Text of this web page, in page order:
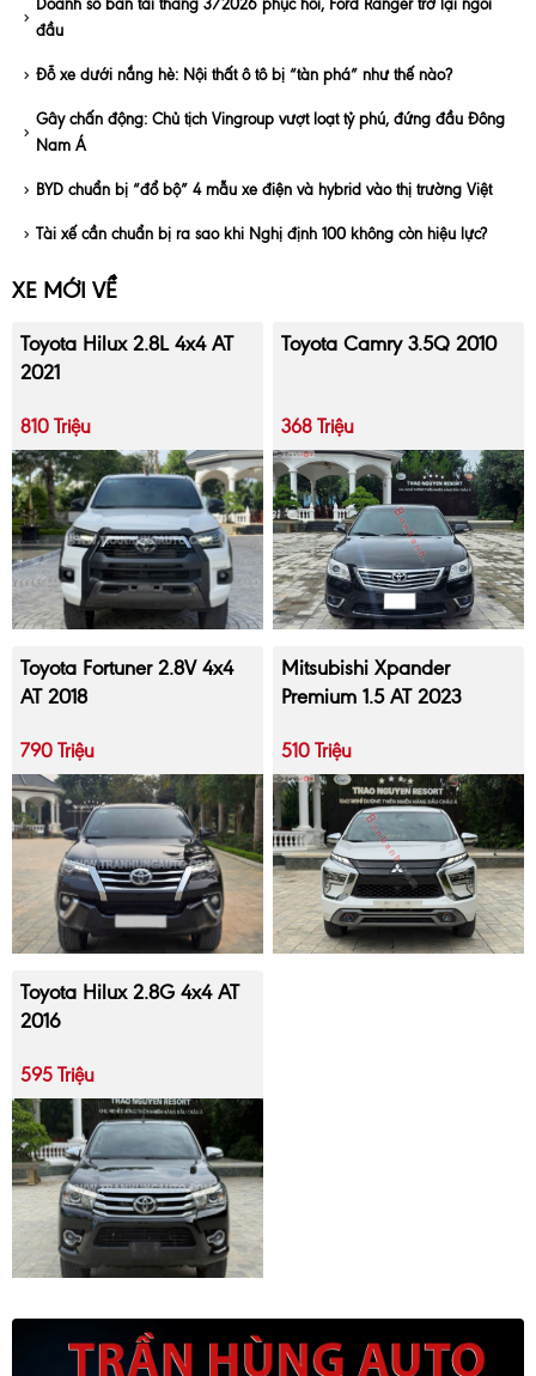
Doanh số bán tải tháng 3/2026 phục hồi, Ford Ranger trở lại ngôi
đầu
Đỗ xe dưới nắng hè: Nội thất ô tô bị “tàn phá” như thế nào?
Gây chấn động: Chủ tịch Vingroup vượt loạt tỷ phú, đứng đầu Đông
Nam Á
BYD chuẩn bị “đổ bộ” 4 mẫu xe điện và hybrid vào thị trường Việt
Tài xế cần chuẩn bị ra sao khi Nghị định 100 không còn hiệu lực?
XE MỚI VỀ
Toyota Hilux 2.8L 4x4 AT
2021
810 Triệu
Toyota Camry 3.5Q 2010
368 Triệu
Toyota Fortuner 2.8V 4x4
AT 2018
790 Triệu
Mitsubishi Xpander
Premium 1.5 AT 2023
510 Triệu
Toyota Hilux 2.8G 4x4 AT
2016
595 Triệu